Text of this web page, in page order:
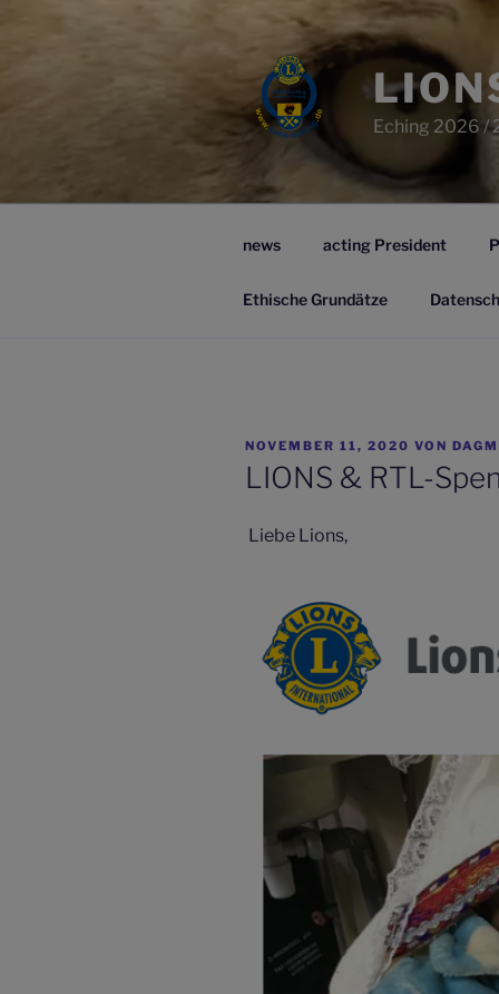
Eching 2026 /
news acting President
Ethische Grundätze
VERÖFFENTLICHT
AM
NOVEMBER 11, 2020 VON
LIONS & RTL-
Liebe Lions,